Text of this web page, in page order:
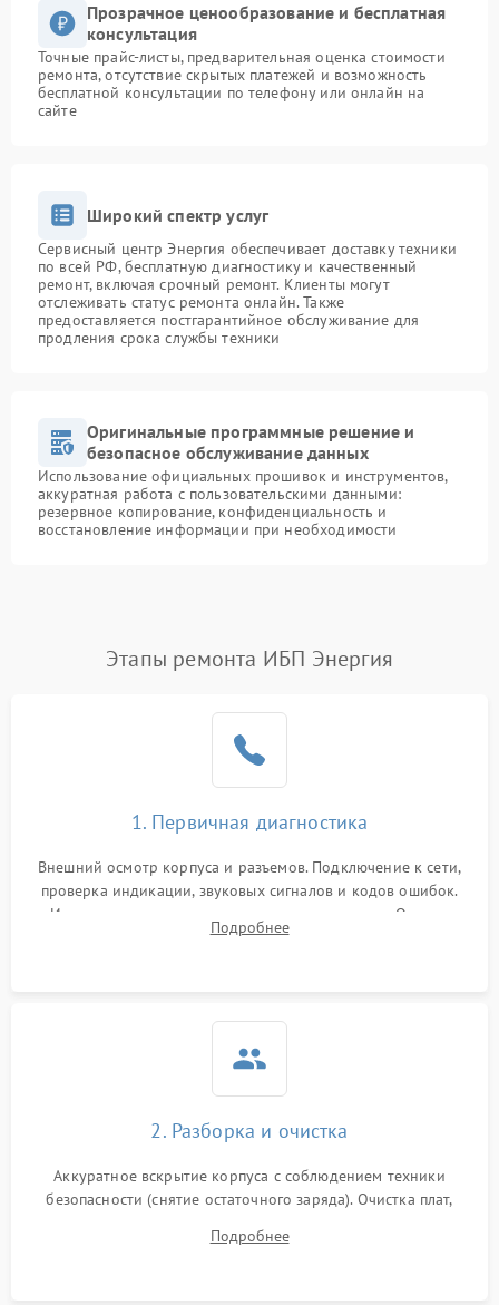
Прозрачное ценообразование и бесплатная
консультация
Точные прайс-листы, предварительная оценка стоимости
ремонта, отсутствие скрытых платежей и возможность
бесплатной консультации по телефону или онлайн на
сайте
Широкий спектр услуг
Сервисный центр Энергия обеспечивает доставку техники
по всей РФ, бесплатную диагностику и качественный
ремонт, включая срочный ремонт. Клиенты могут
отслеживать статус ремонта онлайн. Также
предоставляется постгарантийное обслуживание для
продления срока службы техники
Оригинальные программные решение и
безопасное обслуживание данных
Использование официальных прошивок и инструментов,
аккуратная работа с пользовательскими данными:
резервное копирование, конфиденциальность и
восстановление информации при необходимости
Этапы ремонта ИБП Энергия
1. Первичная диагностика
Внешний осмотр корпуса и разъемов. Подключение к сети,
проверка индикации, звуковых сигналов и кодов ошибок.
Измерение входного и выходного напряжения. Оценка
реакции ИБП на отключение основного питания без
Подробнее
2. Разборка и очистка
Аккуратное вскрытие корпуса с соблюдением техники
безопасности (снятие остаточного заряда). Очистка плат,
и кистей для предотвращения перегрева и замыканий.
Подробнее